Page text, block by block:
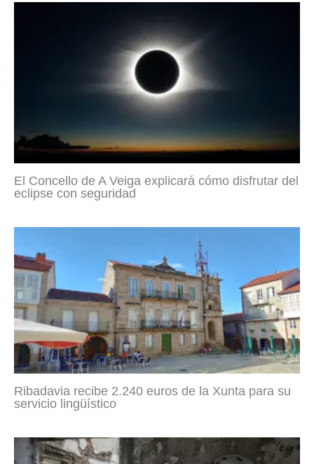
El Concello de A Veiga explicará cómo disfrutar del
eclipse con seguridad
Ribadavia recibe 2.240 euros de la Xunta para su
servicio lingüístico